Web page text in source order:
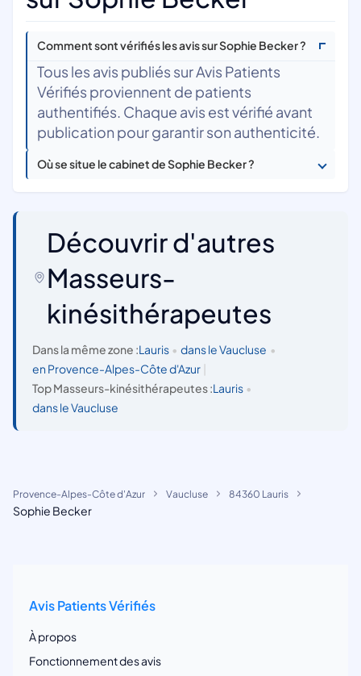
Comment sont vérifiés les avis sur Sophie Becker ?
Tous les avis publiés sur Avis Patients
Vérifiés proviennent de patients
authentifiés. Chaque avis est vérifié avant
publication pour garantir son authenticité.
Où se situe le cabinet de Sophie Becker ?
Découvrir d'autres
Masseurs-
kinésithérapeutes
Dans la même zone :Lauris • dans le Vaucluse •
en Provence-Alpes-Côte d'Azur
Top Masseurs-kinésithérapeutes :Lauris •
dans le Vaucluse
Provence-Alpes-Côte d'Azur Vaucluse 84360 Lauris
Sophie Becker
Avis Patients Vérifiés
À propos
Fonctionnement des avis